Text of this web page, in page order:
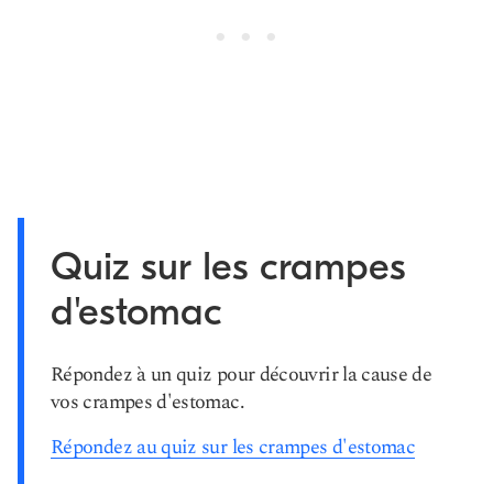
Quiz sur les crampes
d'estomac
Répondez à un quiz pour découvrir la cause de
vos crampes d'estomac.
Répondez au quiz sur les crampes d'estomac